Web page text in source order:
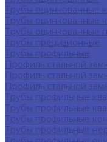
Трубы оцинкованные
Трубы оцинкованные
Трубы оцинкованные
Трубы прецизионные
Трубы профильные
Профиль стальной
Профиль стальной
Профиль стальной
Трубы профильные
Трубы профильные
Трубы профильные
Трубы профильные